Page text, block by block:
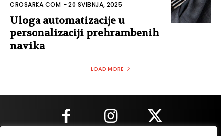
CROSARKA.COM -20 SVIBNJA, 2025
Uloga automatizacije u
personalizaciji prehrambenih
navika
LOAD MORE